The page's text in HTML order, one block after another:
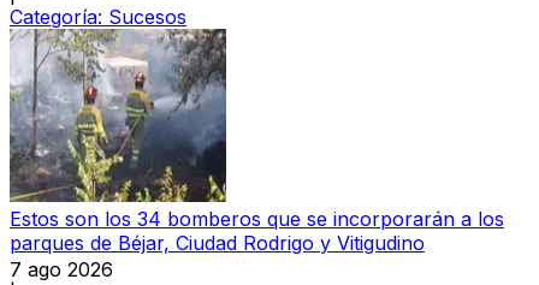
Categoría: Sucesos
Estos son los 34 bomberos que se incorporarán a los
parques de Béjar, Ciudad Rodrigo y Vitigudino
7 ago 2026